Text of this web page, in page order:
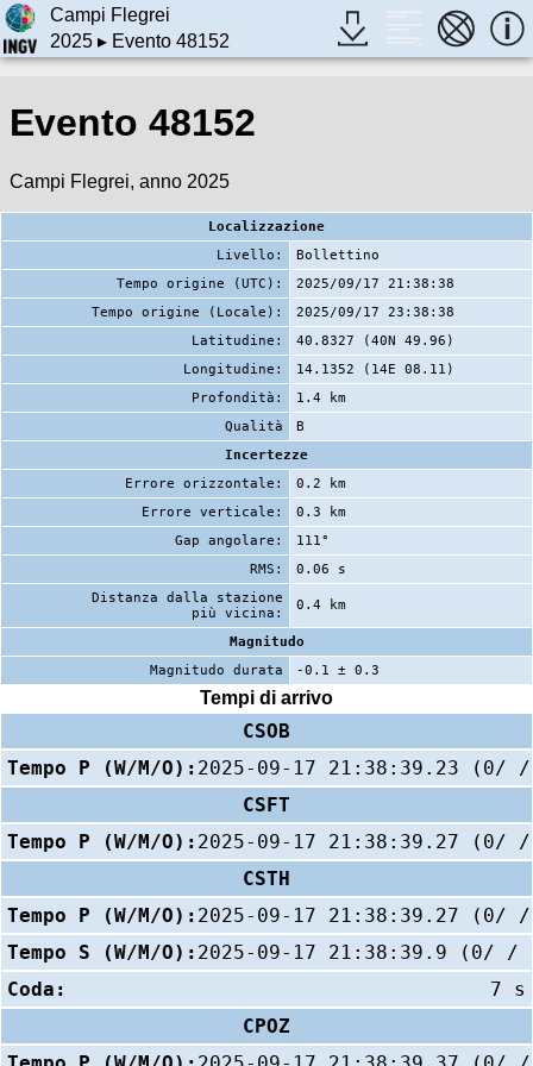
Campi Flegrei
2025▸ Evento 48152
Evento 48152
Campi Flegrei, anno 2025
Localizzazione
Livello:
Bollettino
Tempo origine (UTC):
2025/09/17 21:38:38
Tempo origine (Locale):
2025/09/17 23:38:38
Latitudine:
40.8327 (40N 49.96)
Longitudine:
14.1352 (14E 08.11)
Profondità:
1.4 km
Qualità
B
Incertezze
Errore orizzontale:
0.2 km
Errore verticale:
0.3 km
Gap angolare:
111°
RMS:
0.06 s
Distanza dalla stazione
più vicina:
0.4 km
Magnitudo
Magnitudo durata
-0.1 ± 0.3
Tempi di arrivo
CSOB
Tempo P (W/M/O): 2025-09-17 21:38:39.23 (0/
CSFT
Tempo P (W/M/O): 2025-09-17 21:38:39.27 (0/
CSTH
Tempo P (W/M/O): 2025-09-17 21:38:39.27 (0/
Tempo S (W/M/O): 2025-09-17 21:38:39.9 (0/ /
Coda:
7 s
CPOZ